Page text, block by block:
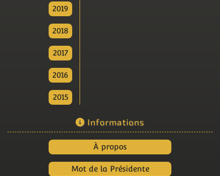
2019
2018
2017
2016
2015
Informations
À propos
Mot de la Présidente